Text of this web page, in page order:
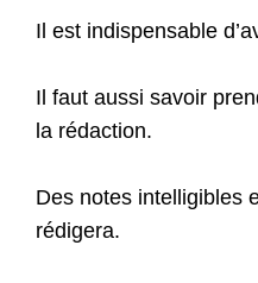
Il est indispensable
Il faut aussi savoir
la rédaction.
Des notes intelligibles
rédigera.